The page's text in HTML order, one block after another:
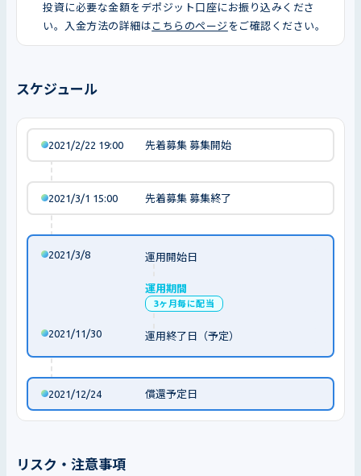
投資に必要な金額をデポジット口座にお振り込みくださ
い。入金方法の詳細は こちらのページ をご確認ください。
スケジュール
2021/2/22 19:00 先着募集 募集開始
2021/3/1 15:00 先着募集 募集終了
2021/3/8 運用開始日
運用期間
3ヶ月毎に配当
2021/11/30 運用終了日（予定）
2021/12/24 償還予定日
リスク・注意事項